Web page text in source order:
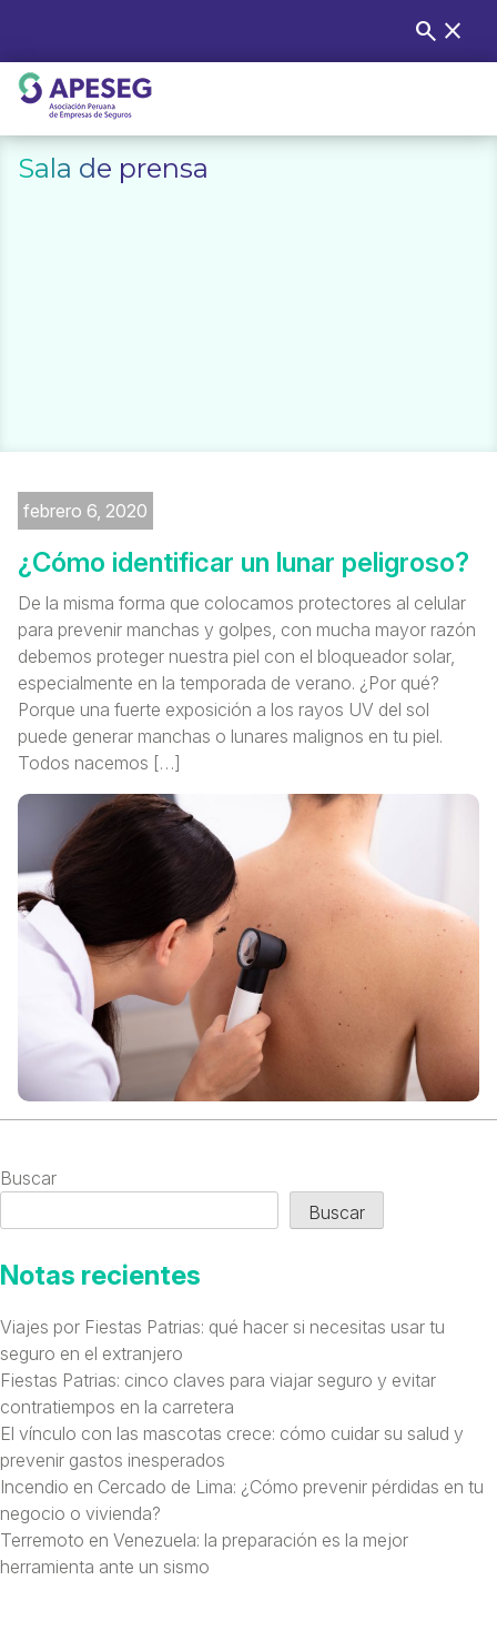
content
Buscar:
search close
APESEG
Sala de prensa
febrero 6, 2020
¿Cómo identificar un lunar peligroso?
De la misma forma que colocamos protectores al celular
para prevenir manchas y golpes, con mucha mayor razón
debemos proteger nuestra piel con el bloqueador solar,
especialmente en la temporada de verano. ¿Por qué?
Porque una fuerte exposición a los rayos UV del sol
puede generar manchas o lunares malignos en tu piel.
Todos nacemos […]
Buscar
Buscar
Notas recientes
Viajes por Fiestas Patrias: qué hacer si necesitas usar tu
seguro en el extranjero
Fiestas Patrias: cinco claves para viajar seguro y evitar
contratiempos en la carretera
El vínculo con las mascotas crece: cómo cuidar su salud y
prevenir gastos inesperados
Incendio en Cercado de Lima: ¿Cómo prevenir pérdidas en tu
negocio o vivienda?
Terremoto en Venezuela: la preparación es la mejor
herramienta ante un sismo